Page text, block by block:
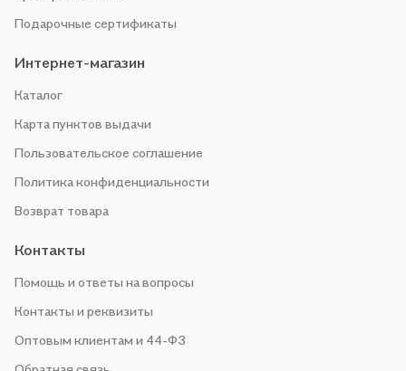
Подарочные сертификаты
Интернет-магазин
Каталог
Карта пунктов выдачи
Пользовательское соглашение
Политика конфиденциальности
Возврат товара
Контакты
Помощь и ответы на вопросы
Контакты и реквизиты
Оптовым клиентам и 44-ФЗ